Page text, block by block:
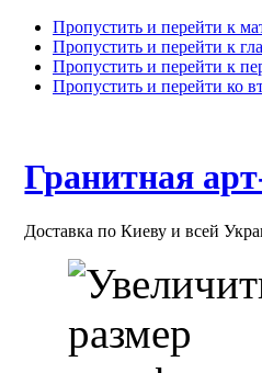
Пропустить и перейти к
Пропустить и перейти к
Пропустить и перейти к
Пропустить и перейти ко
Гранитная
Доставка по Киеву и всей